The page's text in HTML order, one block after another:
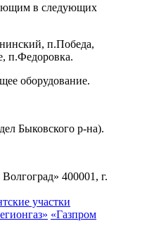
в следующих
п.Победа,
п.Федоровка.
оборудование.
Быковского р-на).
400001, г.
участки
«Газпром